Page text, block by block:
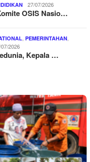
27/07/2026
OSIS Nasio…
, PEMERINTAHAN,
2026
Kepala …